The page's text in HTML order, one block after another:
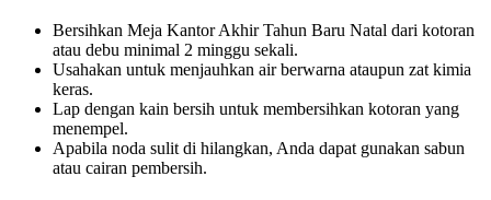
Bersihkan Meja Kantor Akhir Tahun Baru Natal dari kotoran
atau debu minimal 2 minggu sekali.
Usahakan untuk menjauhkan air berwarna ataupun zat kimia
keras.
Lap dengan kain bersih untuk membersihkan kotoran yang
menempel.
Apabila noda sulit di hilangkan, Anda dapat gunakan sabun
atau cairan pembersih.